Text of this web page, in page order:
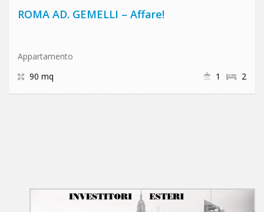
ROMA AD. GEMELLI – Affare!
Appartamento
90 mq
2
1